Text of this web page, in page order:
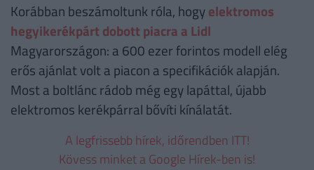
Korábban beszámoltunk róla, hogyelektromos
hegyikerékpárt dobott piacra a Lidl
Magyarországon: a 600 ezer forintos modell elég
erős ajánlat volt a piacon a specifikációk alapján.
Most a boltlánc rádob még egy lapáttal, újabb
elektromos kerékpárral bővíti kínálatát.
A legfrissebb hírek, időrendben ITT!
Kövess minket a Google Hírek-ben is!